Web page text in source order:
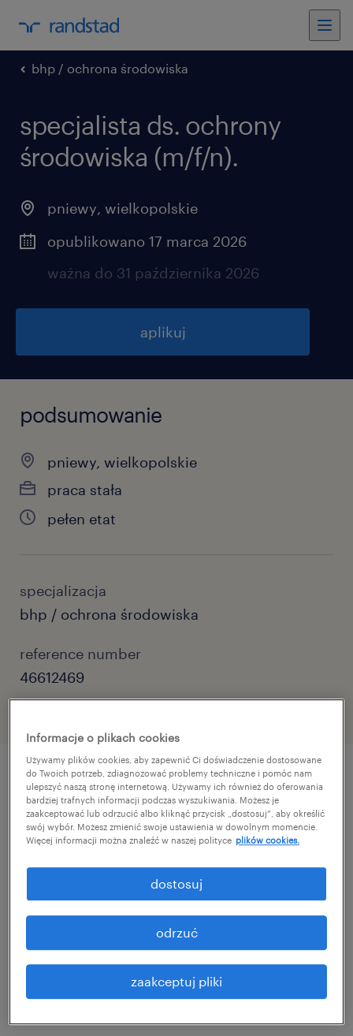
bhp / ochrona środowiska
specjalista ds. ochrony
środowiska (m/f/n).
pniewy, wielkopolskie
opublikowano 17 marca 2026
ważna do 31 października 2026
aplikuj
podsumowanie
pniewy, wielkopolskie
praca stała
pełen etat
specjalizacja
bhp / ochrona środowiska
reference number
46612469
szczegóły oferty
Dla naszego klienta, z siedzibą w okolicach
Pniew szukamy osoby na stanowisko
Specjalisty ds. Ochrony Środowiska.
Jeśli doskonale poruszasz się w przepisach
dotyczących gospodarki odpadami, aplikuj!
Informacje o plikach cookies
Używamy plików cookies, aby zapewnić Ci doświadczenie dostosowane
do Twoich potrzeb, zdiagnozować problemy techniczne i pomóc nam
ulepszyć naszą stronę internetową. Używamy ich również do oferowania
bardziej trafnych informacji podczas wyszukiwania. Możesz je
zaakceptować lub odrzucić albo kliknąć przycisk „dostosuj”, aby określić
swój wybór. Możesz zmienić swoje ustawienia w dowolnym momencie.
Więcej informacji można znaleźć w naszej polityce plików cookies.
zaakceptuj pliki
odrzuć
dostosuj